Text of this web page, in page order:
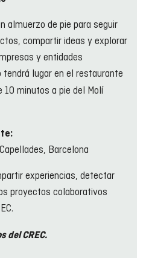
almuerzo de pie para seguir
compartir ideas y explorar
y entidades
lugar en el restaurante
10 minutos a pie del Molí
Barcelona
experiencias, detectar
proyectos colaborativos
del CREC.